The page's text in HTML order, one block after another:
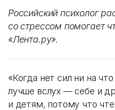
Российский психолог
со стрессом помогает
«Лента.ру».
«Когда нет сил ни на
лучше вслух — себе и
и детям, потому что